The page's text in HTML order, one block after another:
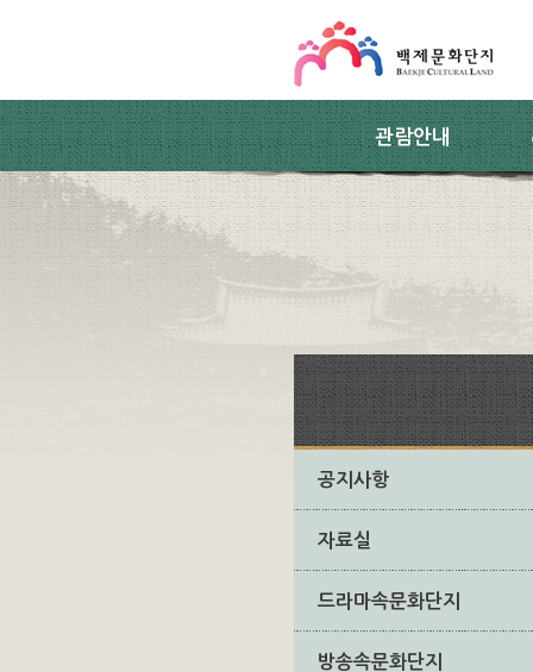
관람안내
공지사항
자료실
드라마속문화단지
방송속문화단지